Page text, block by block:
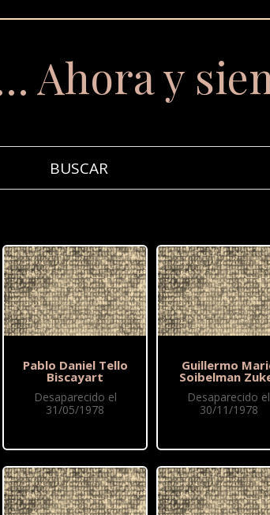
Ahora y
Pablo Daniel Tello
Biscayart
Desaparecido el
31/05/1978
Guillermo
Soibelman
Desaparecido el
30/11/1978